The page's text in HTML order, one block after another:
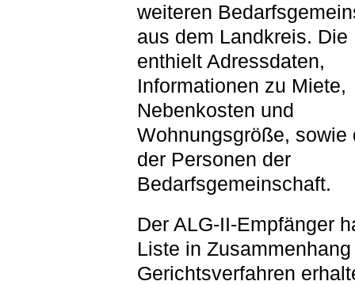
weiteren
aus dem Landkreis. Die
enthielt Adressdaten,
Informationen zu Miete,
Nebenkosten und
Wohnungsgröße, sowie
der Personen der
Bedarfsgemeinschaft.
Der ALG-II-Empfänger
Liste in
Gerichtsverfahren